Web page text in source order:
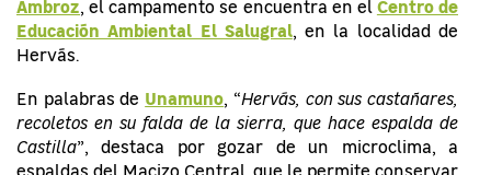
Ambroz, el campamento se encuentra en elCentro de
Educación Ambiental El Salugral, en la localidad de
Hervás.
En palabras de Unamuno, “Hervás, con sus castañares,
recoletos en su falda de la sierra, que hace espalda de
Castilla”, destaca por gozar de un microclima, a
espaldas del Macizo Central, que le permite conservar